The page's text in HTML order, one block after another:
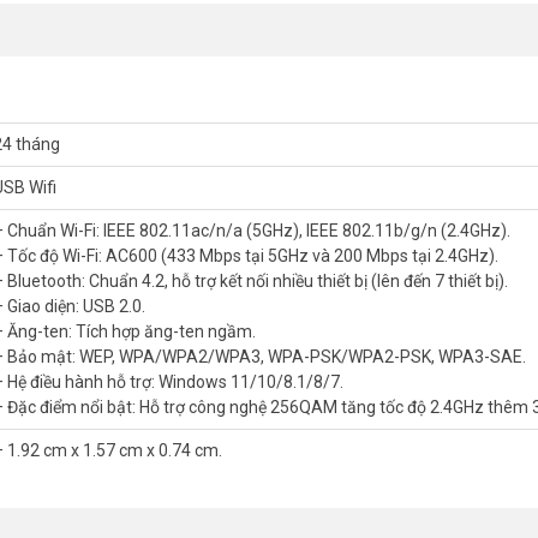
bị nhỏ gọn duy nhất?USB WiFi TP-LinkArcher T2UB Nano giải quyết
4.2 kết nối đồng thời tối đa 7 thiết bị ngoại vi. Công nghệ 256QAM
thích rộng từ Windows 7 đến Windows 11, phù hợp cả máy tính cũ
Bluetooth 4.2 Nano TP-Link Archer T2UB
(2.4GHz).
tháng
Wifi
Chuẩn Wi-Fi: IEEE 802.11ac/n/a (5GHz), IEEE 802.11b/g/n (2.4GHz).
Tốc độ Wi-Fi: AC600 (433 Mbps tại 5GHz và 200 Mbps tại 2.4GHz).
Bluetooth: Chuẩn 4.2, hỗ trợ kết nối nhiều thiết bị (lên đến 7 thiết bị).
Giao diện: USB 2.0.
Ăng-ten: Tích hợp ăng-ten ngầm.
Bảo mật: WEP, WPA/WPA2/WPA3, WPA-PSK/WPA2-PSK, WPA3-SAE.
Hệ điều hành hỗ trợ: Windows 11/10/8.1/8/7.
Đặc điểm nổi bật: Hỗ trợ công nghệ 256QAM tăng tốc độ 2.4GHz thêm
1.92 cm x 1.57 cm x 0.74 cm.